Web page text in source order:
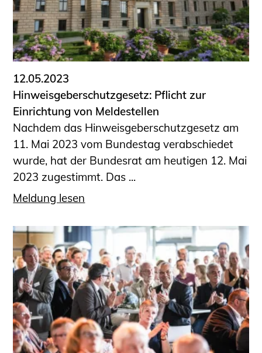
12.05.2023
Hinweisgeberschutzgesetz: Pflicht zur
Einrichtung von Meldestellen
Nachdem das Hinweisgeberschutzgesetz am
11. Mai 2023 vom Bundestag verabschiedet
wurde, hat der Bundesrat am heutigen 12. Mai
2023 zugestimmt. Das ...
Meldung lesen